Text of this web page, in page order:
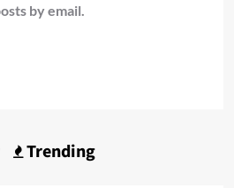
by email.
Trending